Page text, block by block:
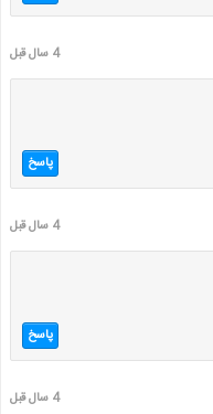
4 سال قبل
پاسخ
4 سال قبل
پاسخ
4 سال قبل